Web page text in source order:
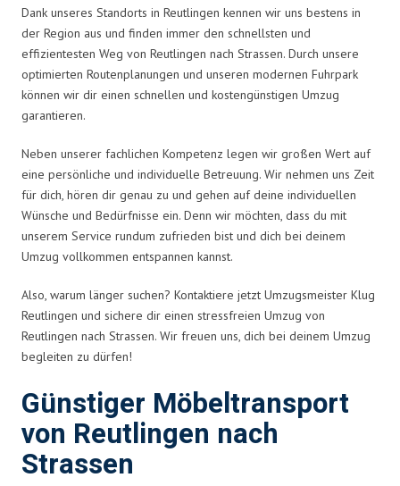
Dank unseres Standorts in Reutlingen kennen wir uns bestens in
der Region aus und finden immer den schnellsten und
effizientesten Weg von Reutlingen nach Strassen. Durch unsere
optimierten Routenplanungen und unseren modernen Fuhrpark
können wir dir einen schnellen und kostengünstigen Umzug
garantieren.
Neben unserer fachlichen Kompetenz legen wir großen Wert auf
eine persönliche und individuelle Betreuung. Wir nehmen uns Zeit
für dich, hören dir genau zu und gehen auf deine individuellen
Wünsche und Bedürfnisse ein. Denn wir möchten, dass du mit
unserem Service rundum zufrieden bist und dich bei deinem
Umzug vollkommen entspannen kannst.
Also, warum länger suchen? Kontaktiere jetzt Umzugsmeister Klug
Reutlingen und sichere dir einen stressfreien Umzug von
Reutlingen nach Strassen. Wir freuen uns, dich bei deinem Umzug
begleiten zu dürfen!
Günstiger Möbeltransport
von Reutlingen nach
Strassen